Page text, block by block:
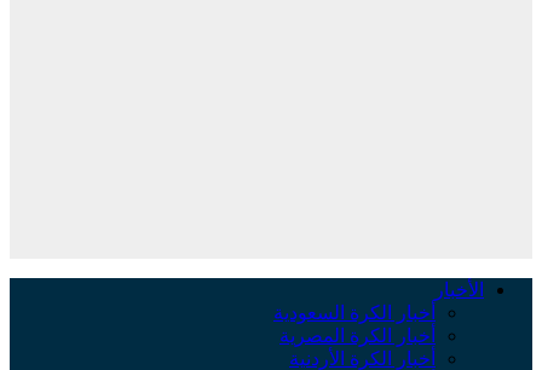
أخبار الكرة السعودية
أخبار الكرة المصرية
أخبار الكرة الأردنية